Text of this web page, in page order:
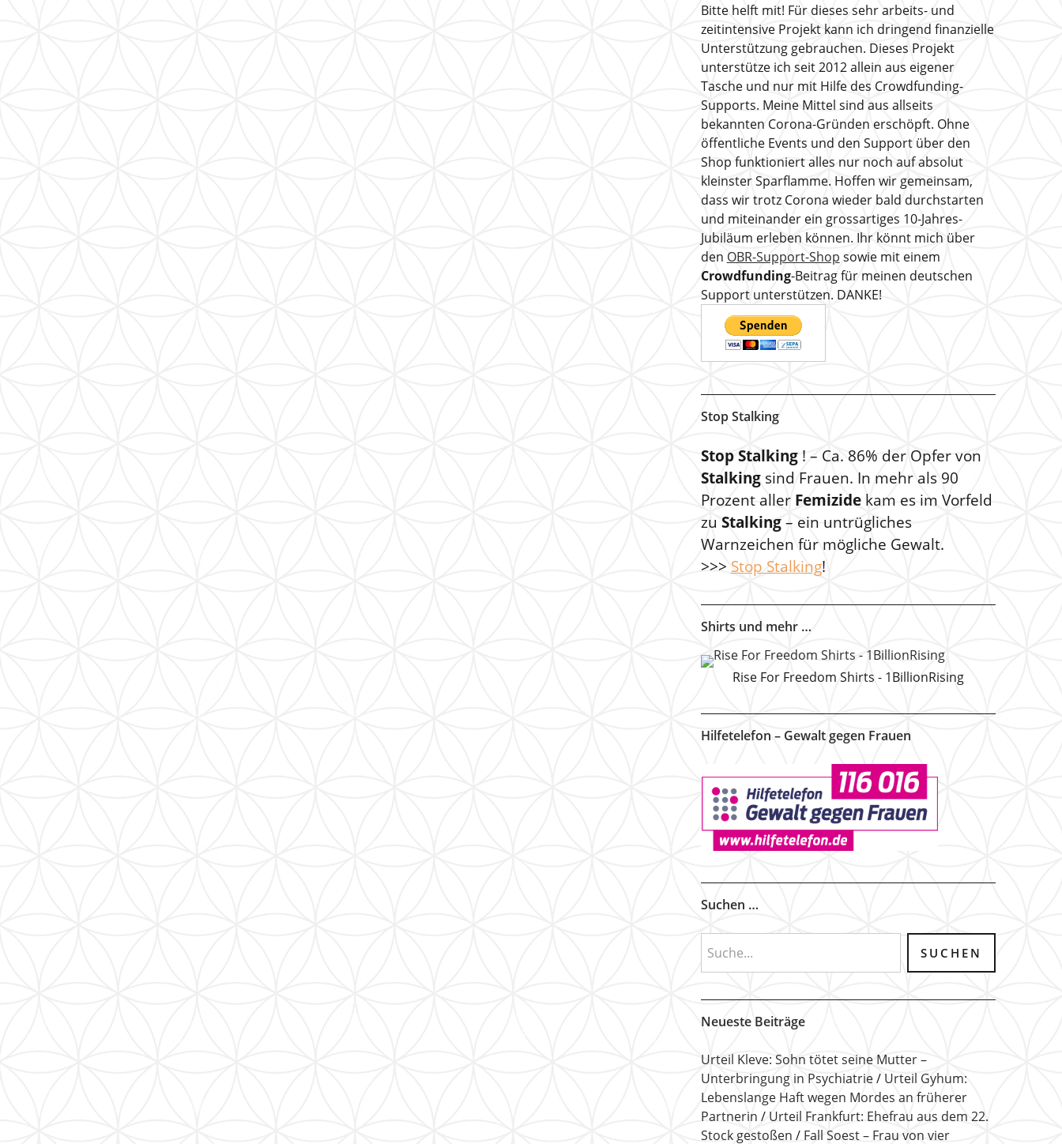
Bitte helft mit! Für dieses sehr arbeits- und
zeitintensive Projekt kann ich dringend finanzielle
Unterstützung gebrauchen. Dieses Projekt
unterstütze ich seit 2012 allein aus eigener
Tasche und nur mit Hilfe des Crowdfunding-
Supports. Meine Mittel sind aus allseits
bekannten Corona-Gründen erschöpft. Ohne
öffentliche Events und den Support über den
Shop funktioniert alles nur noch auf absolut
kleinster Sparflamme. Hoffen wir gemeinsam,
dass wir trotz Corona wieder bald durchstarten
und miteinander ein grossartiges 10-Jahres-
Jubiläum erleben können. Ihr könnt mich über
den OBR-Support-Shop sowie mit einem
Crowdfunding-Beitrag für meinen deutschen
Support unterstützen. DANKE!
Stop Stalking
Stop Stalking! – Ca. 86% der Opfer von
Stalkingsind Frauen. In mehr als 90
Prozent aller Femizidekam es im Vorfeld
zu Stalking– ein untrügliches
Warnzeichen für mögliche Gewalt.
>>> Stop Stalking!
Shirts und mehr …
Rise For Freedom Shirts - 1BillionRising
Hilfetelefon – Gewalt gegen Frauen
Suchen …
Neueste Beiträge
Urteil Kleve: Sohn tötet seine Mutter –
Unterbringung in Psychiatrie
Urteil Gyhum:
Lebenslange Haft wegen Mordes an früherer
Partnerin
Urteil Frankfurt: Ehefrau aus dem 22.
Stock gestoßen
Fall Soest – Frau von vier